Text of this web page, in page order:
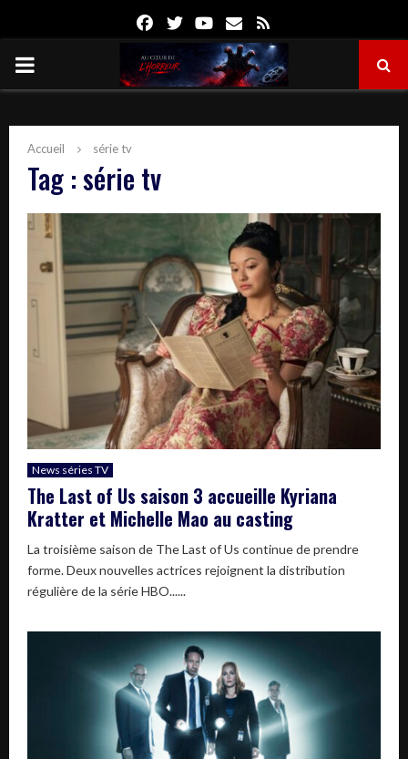
FacebookTwitterYoutube
Email
PRIMARY
Accueil série tv
Tag : série tv
News séries TV
The Last of Us saison 3 accueille Kyriana
Kratter et Michelle Mao au casting
La troisième saison de The Last of Us continue de prendre
forme. Deux nouvelles actrices rejoignent la distribution
régulière de la série HBO......